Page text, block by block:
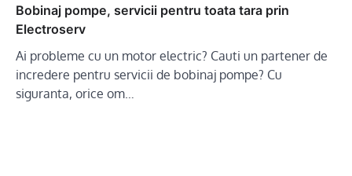
Bobinaj pompe, servicii pentru toata tara prin
Electroserv
Ai probleme cu un motor electric? Cauti un partener de
incredere pentru servicii de bobinaj pompe? Cu
siguranta, orice om…